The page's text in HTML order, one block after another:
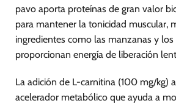
pavo aporta proteínas de gran valor
para mantener la tonicidad muscular,
ingredientes como las manzanas y
proporcionan energía de liberación
La adición de L-carnitina (100 mg/kg)
acelerador metabólico que ayuda a